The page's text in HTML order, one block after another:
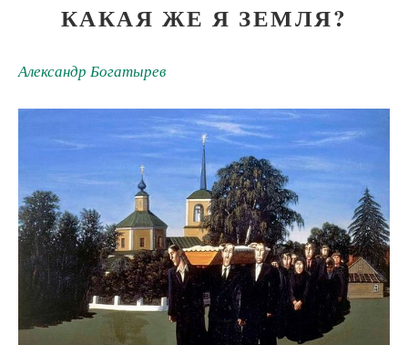
КАКАЯ ЖЕ Я ЗЕМЛЯ?
Александр Богатырев